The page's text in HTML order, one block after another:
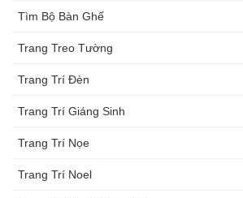
Tìm Bộ Bàn Ghế
Trang Treo Tường
Trang Trí Đèn
Trang Trí Giáng Sinh
Trang Trí Nọe
Trang Trí Noel